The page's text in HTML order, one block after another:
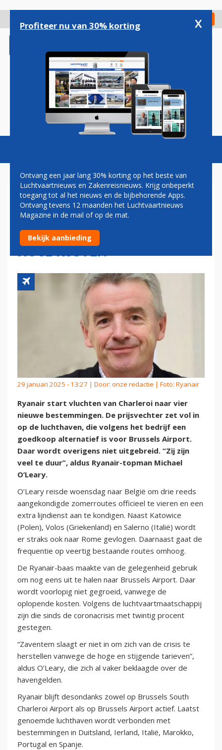
gaan
Check in
Magazine Podcasts Vacatures
RYANAIR-TOPMAN HAALT UIT
NAAR BRUSSELS AIRPORT:
GEEN NIEUWE ROUTES DOOR
HOGE KOSTEN
29 januari 2025 - 13:27 | Door: onze redactie | Foto: Ryanair
Ryanair start vluchten van Charleroi naar vier
nieuwe bestemmingen. De prijsvechter zet vol in
op de luchthaven, die volgens het bedrijf een
goedkoop alternatief is voor Brussels Airport.
Daar wordt overigens niet uitgebreid. “Zij zijn
veel te duur”, aldus Ryanair-topman Michael
O’Leary.
O’Leary reisde woensdag naar België om drie reeds
aangekondigde zomerroutes officieel te vieren en een
extra lijndienst aan te kondigen. Naast Katowice
(Polen), Volos (Griekenland) en Salerno (Italië) wordt
er straks ook naar Rome gevlogen. Daarnaast gaat de
frequentie op veertig bestaande routes omhoog.
De Ryanair-baas maakte van de gelegenheid gebruik
om nog eens uit te halen naar Brussels Airport. Daar
wordt voorlopig niet gegroeid, vanwege de
oplopende kosten. Volgens de luchtvaartmaatschappij
zijn die sinds de coronacrisis met twintig procent
gestegen.
“Zaventem slaagt er niet in om zich van de crisis te
herstellen vanwege de hoge en stijgende tarieven”,
aldus O’Leary, die zich al vaker beklaagde over de
havengelden.
Ryanair blijft desondanks zowel op Brussels South
Charleroi Airport als op Brussels Airport actief. Laatst
genoemde luchthaven wordt verbonden met
bestemmingen in Duitsland, Ierland, Italië, Marokko,
Portugal en Spanje.
Profiteer nu van 30% korting x
Ontvang een jaar lang 30% korting op het beste van
Luchtvaartnieuws en Zakenreisnieuws. Krijg onbeperkt
toegang tot al het nieuws en de bijbehorende Apps.
Ontvang tevens 12 maanden het Luchtvaartnieuws
Magazine in de mail of op de mat.
Bekijk aanbieding